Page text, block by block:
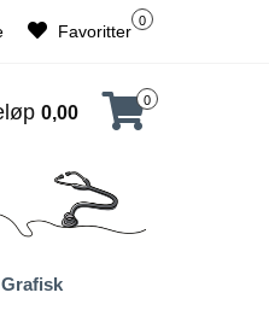
0
Favoritter
0,00
0
Grafisk